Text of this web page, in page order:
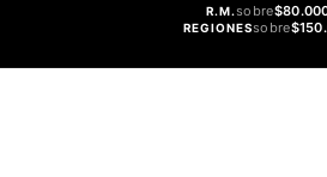
R.M.sobre
REGIONESsobre